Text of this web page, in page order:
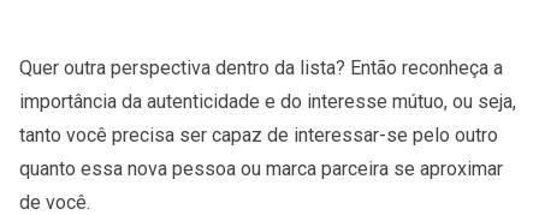
Quer outra perspectiva dentro da lista? Então reconheça a
importância da autenticidade e do interesse mútuo, ou seja,
tanto você precisa ser capaz de interessar-se pelo outro
quanto essa nova pessoa ou marca parceira se aproximar
de você.